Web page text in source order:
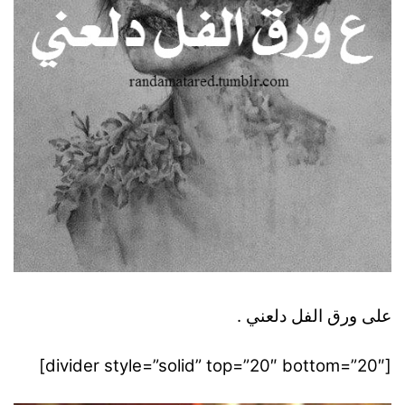
على ورق الفل دلعني .
[divider style=”solid” top=”20″ bottom=”20″]